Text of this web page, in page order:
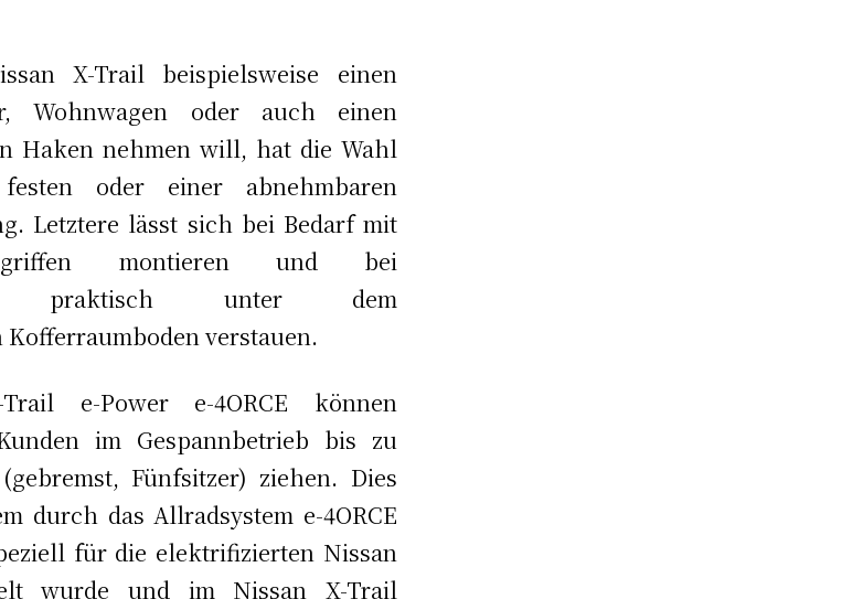
X-Trail beispielsweise einen
Wohnwagen oder auch einen
Haken nehmen will, hat die Wahl
oder einer abnehmbaren
Letztere lässt sich bei Bedarf mit
montieren und bei
praktisch unter dem
verstauen.
e-Power e-4ORCE können
im Gespannbetrieb bis zu
Fünfsitzer) ziehen. Dies
durch das Allradsystem e-4ORCE
für die elektrifizierten Nissan
wurde und im Nissan X-Trail